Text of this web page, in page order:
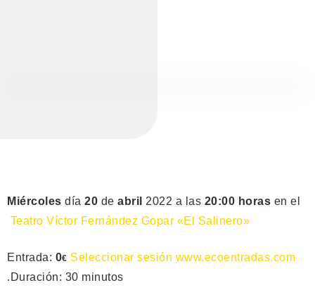
Miércoles día 20 de abril 2022 a las 20:00 horas en el
Teatro Víctor Fernández Gopar «El Salinero»
Entrada: 0€ Seleccionar sesión www.ecoentradas.com
.Duración: 30 minutos